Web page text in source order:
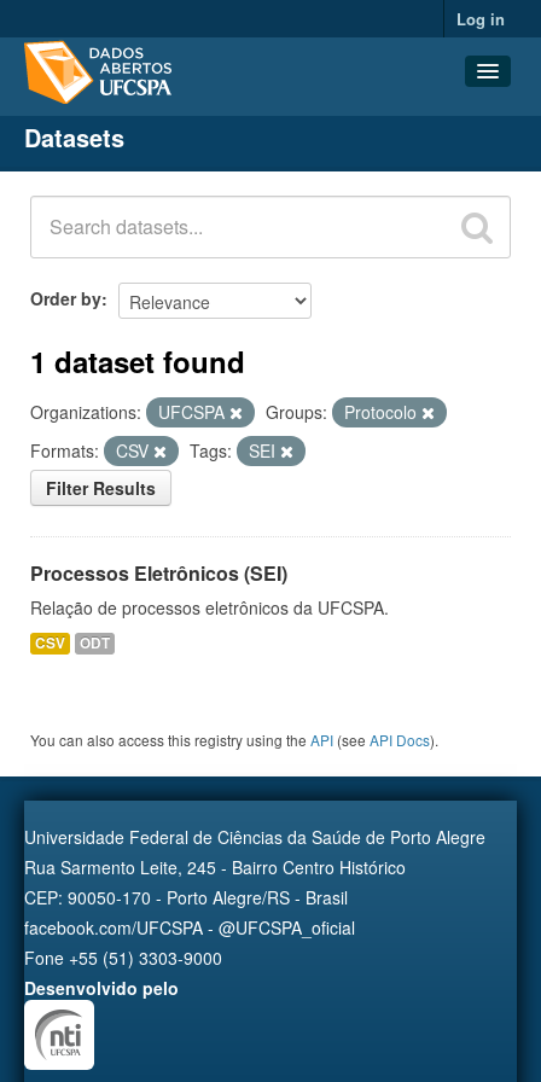
Log in
Datasets
Organizations
Groups
About
Datasets
Order by
1 dataset found
Organizations: UFCSPA Groups:
Protocolo
Formats:
CSV Tags:
SEI
Filter Results
Processos Eletrônicos (SEI)
Relação de processos eletrônicos da UFCSPA.
CSV ODT
You can also access this registry using the API (see API Docs).
Universidade Federal de Ciências da Saúde de Porto Alegre
Rua Sarmento Leite, 245 - Bairro Centro Histórico
CEP: 90050-170 - Porto Alegre/RS - Brasil
facebook.com/UFCSPA - @UFCSPA_oficial
Fone +55 (51) 3303-9000
Desenvolvido pelo